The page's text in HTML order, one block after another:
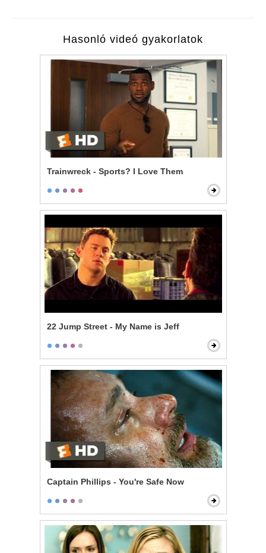
Hasonló videó gyakorlatok
Trainwreck - Sports? I Love Them
22 Jump Street - My Name is Jeff
Captain Phillips - You're Safe Now